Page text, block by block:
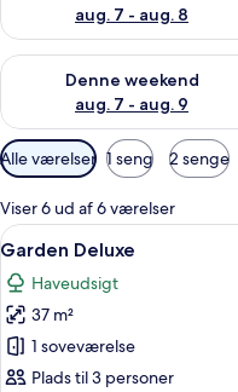
aug. 7 - aug. 8
Denne weekend
aug. 7 - aug. 9
Tjek tilgængelighed for
Tilgængelige
filtre
for
værelser
Alle værelser 1 seng 2 senge
Viser 6 ud af 6 værelser
Indlæs
alle
billeder
af
Garden
Deluxe
5
Garden Deluxe
Haveudsigt
37 m²
1 soveværelse
Plads til 3 personer